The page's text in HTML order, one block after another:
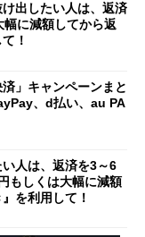
出したい人は、返済
に減額してから返
！
」キャンペーンまと
、d払い、au PA
人は、返済を3～6
もしくは大幅に減額
を利用して！